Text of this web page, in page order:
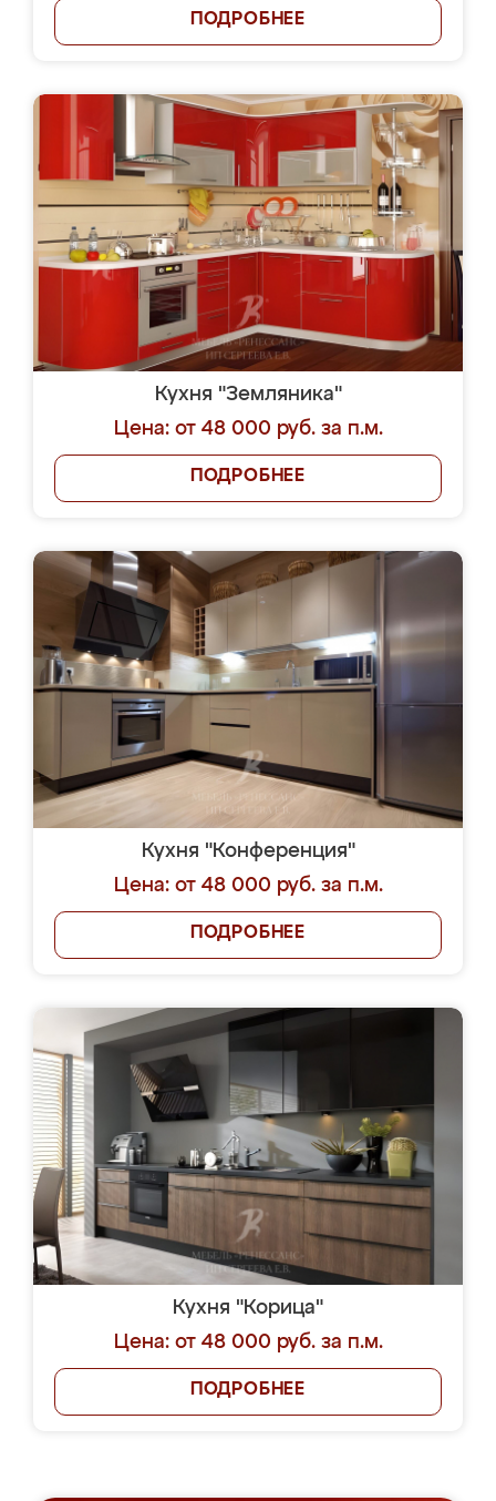
ПОДРОБНЕЕ
Кухня "Земляника"
Цена: от 48 000 руб. за п.м.
ПОДРОБНЕЕ
Кухня "Конференция"
Цена: от 48 000 руб. за п.м.
ПОДРОБНЕЕ
Кухня "Корица"
Цена: от 48 000 руб. за п.м.
ПОДРОБНЕЕ